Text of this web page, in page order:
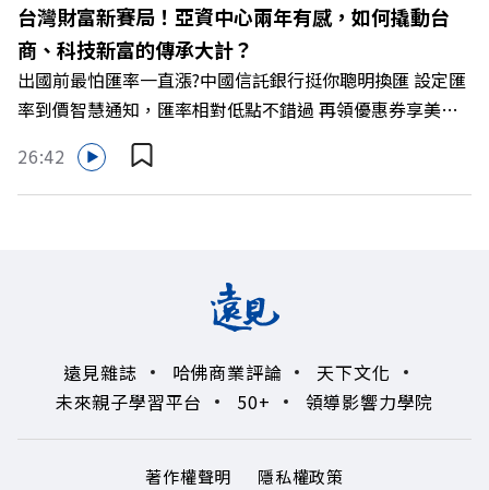
袋的盲點，也順手理清生活的雜亂。 點開看質感養成術>>
https://gvmkt.pse.is/9al3px ✨關注《遠見》更多的社群：
LINE：https://reurl.cc/A4ELQp IG：
https://bit.ly/3AjBWNV YT：https://bit.ly/38jNi9k
Powered by Firstory Hosting
台灣財富新賽局！亞資中心兩年有感，如何撬動台
商、科技新富的傳承大計？
出國前最怕匯率一直漲?中國信託銀行挺你聰明換匯 設定匯
率到價智慧通知，匯率相對低點不錯過 再領優惠券享美金
最高減3分等優惠 立即設定： https://fstry.pse.is/9d7lr7
投資外幣如幣別轉換可能產生匯兌損失，應評估涉及自身情
況審慎投資。 完整注意事項詳見網站資訊。 —— 以上為
在政府力推「亞洲資產管理中心」政策、高雄專區成立滿週
年的關鍵時刻，台灣的投信、信託與財富管理業務，正迎來
到遠見資深主編廖君雅，帶你解析這場台灣史上最大規模的
財富版圖重組。 🔺資產管理大躍進！台灣憑什麼挑戰亞太
金融重鎮？ 🔺不只是口號！主動式ETF與被動平衡型ETF如
26:42
遠見雜誌 哈佛商業評論
天下文化
未來親子學習平台
50+ 領導影響力學院
著作權聲明 隱私權政策